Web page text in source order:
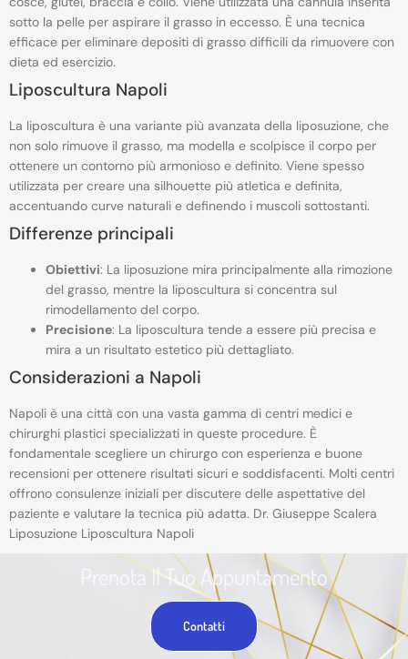
sotto la pelle per aspirare il grasso in eccesso. È una tecnica
efficace per eliminare depositi di grasso difficili da rimuovere con
dieta ed esercizio.
Liposcultura Napoli
La liposcultura è una variante più avanzata della liposuzione, che
non solo rimuove il grasso, ma modella e scolpisce il corpo per
ottenere un contorno più armonioso e definito. Viene spesso
utilizzata per creare una silhouette più atletica e definita,
accentuando curve naturali e definendo i muscoli sottostanti.
Differenze principali
Obiettivi: La liposuzione mira principalmente alla rimozione
del grasso, mentre la liposcultura si concentra sul
rimodellamento del corpo.
Precisione: La liposcultura tende a essere più precisa e
mira a un risultato estetico più dettagliato.
Considerazioni a Napoli
Napoli è una città con una vasta gamma di centri medici e
chirurghi plastici specializzati in queste procedure. È
fondamentale scegliere un chirurgo con esperienza e buone
recensioni per ottenere risultati sicuri e soddisfacenti. Molti centri
offrono consulenze iniziali per discutere delle aspettative del
paziente e valutare la tecnica più adatta. Dr. Giuseppe Scalera
Liposuzione Liposcultura Napoli
Prenota Il Tuo Appuntamento
Contatti